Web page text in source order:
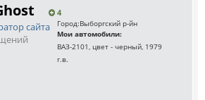
4
сайта
Город:Выборгский р-йн
Мои автомобили:
ВАЗ-2101, цвет - черный, 1979
г.в.